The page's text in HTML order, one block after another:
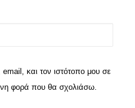
και τον ιστότοπο μου σε
φορά που θα σχολιάσω.